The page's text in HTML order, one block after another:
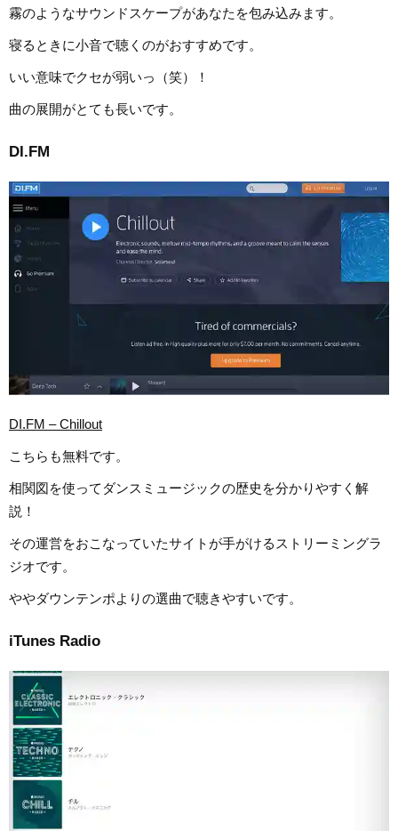
霧のようなサウンドスケープがあなたを包み込みます。
寝るときに小音で聴くのがおすすめです。
いい意味でクセが弱いっ（笑）！
曲の展開がとても長いです。
DI.FM
DI.FM – Chillout
こちらも無料です。
相関図を使ってダンスミュージックの歴史を分かりやすく解
説！
その運営をおこなっていたサイトが手がけるストリーミングラ
ジオです。
ややダウンテンポよりの選曲で聴きやすいです。
iTunes Radio